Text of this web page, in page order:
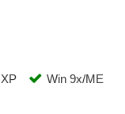
Win 9x/ME